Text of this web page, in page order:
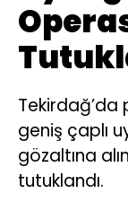
Tekirdağ’da
geniş çaplı
gözaltına
tutuklandı.